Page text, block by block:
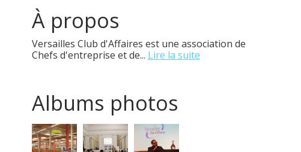
À propos
Versailles Club d'Affaires est une association de
Chefs d'entreprise et de... Lire la suite
Albums photos